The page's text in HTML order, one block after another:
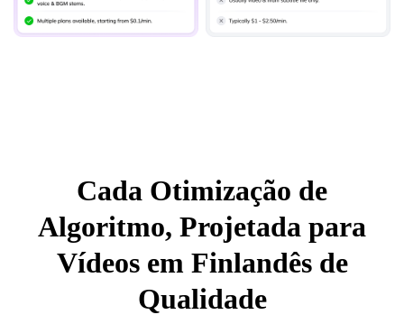
Cada Otimização de
Algoritmo, Projetada para
Vídeos em Finlandês de
Qualidade